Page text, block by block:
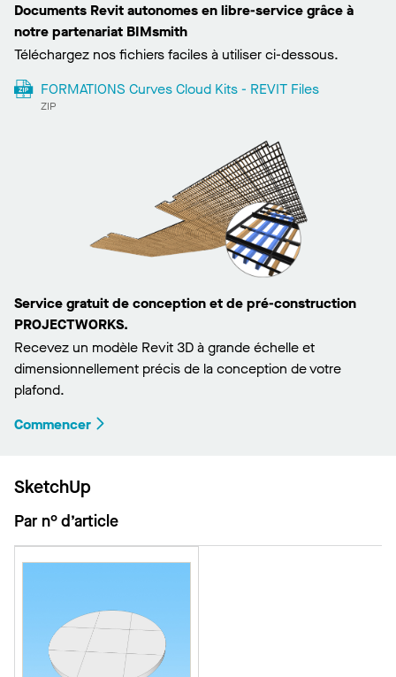
Documents Revit autonomes en libre-service grâce à
notre partenariat BIMsmith
Téléchargez nos fichiers faciles à utiliser ci-dessous.
FORMATIONS Curves Cloud Kits - REVIT Files
ZIP
Service gratuit de conception et de pré-construction
PROJECTWORKS.
Recevez un modèle Revit 3D à grande échelle et
dimensionnellement précis de la conception de votre
plafond.
Commencer
SketchUp
Par n° d’article